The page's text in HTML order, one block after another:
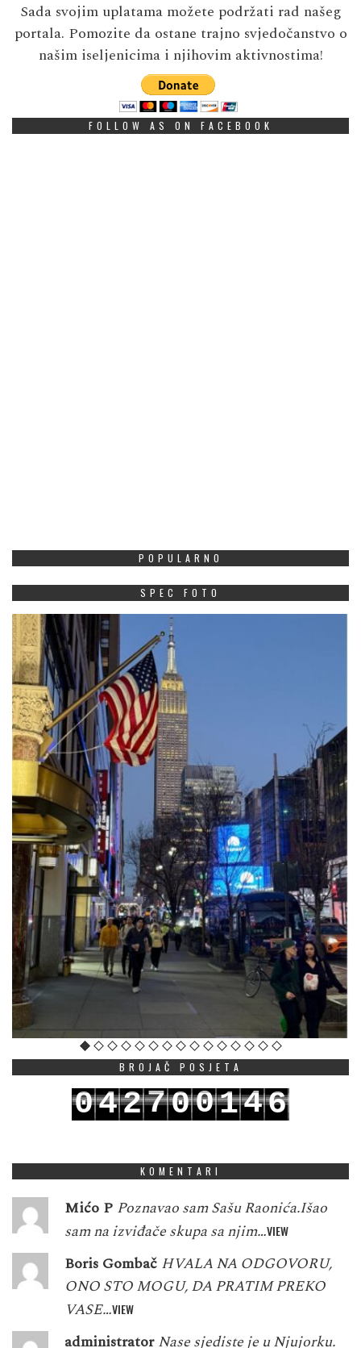
Sada svojim uplatama možete podržati rad našeg
portala. Pomozite da ostane trajno svjedočanstvo o
našim iseljenicima i njihovim aktivnostima!
FOLLOW AS ON FACEBOOK
POPULARNO
SPEC FOTO
BROJAČ POSJETA
042700146
KOMENTARI
Mićo P Poznavao sam Sašu Raonića.Išao
sam na izviđače skupa sa njim…VIEW
Boris Gombač HVALA NA ODGOVORU,
ONO STO MOGU, DA PRATIM PREKO
VASE…VIEW
administrator Nase sjediste je u Njujorku.